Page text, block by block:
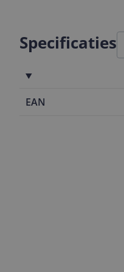
Specificaties
EAN